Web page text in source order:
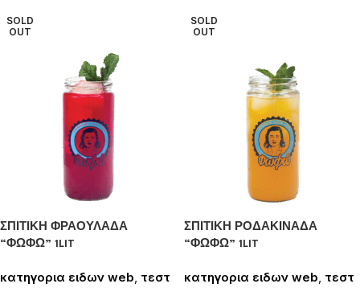
SOLD
OUT
ΣΠΙΤΙΚΗ ΦΡΑΟΥΛΑΔΑ
“ΦΩΦΩ” 1LIT
κατηγορια ειδων web, τεστ
SOLD
OUT
ΣΠΙΤΙΚΗ ΡΟΔΑΚΙΝΑΔΑ
“ΦΩΦΩ” 1LIT
κατηγορια ειδων web, τεστ